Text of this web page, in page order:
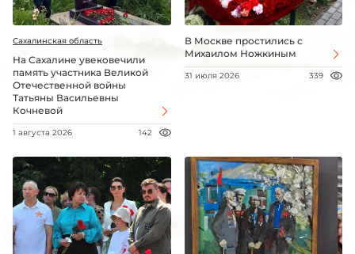
Сахалинская область
На Сахалине увековечили
память участника Великой
Отечественной войны
Татьяны Васильевны
Кочневой
1 августа 2026 142
В Москве простились с
Михаилом Ножкиным
31 июля 2026 339